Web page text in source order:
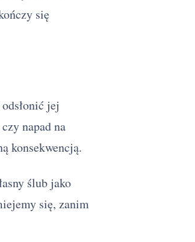
się
jej
napad na
konsekwencją.
ślub jako
się, zanim